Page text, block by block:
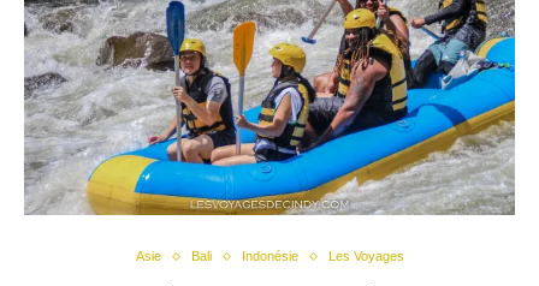
Asie Bali Indonésie Les Voyages